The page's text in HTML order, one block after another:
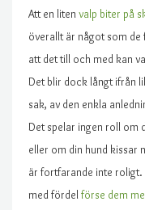
Att en liten valp biter på
överallt är något som de
att det till och med kan
Det blir dock långt ifrån
sak, av den enkla
Det spelar ingen roll om
eller om din hund kissar
är fortfarande inte roligt.
med fördel förse dem